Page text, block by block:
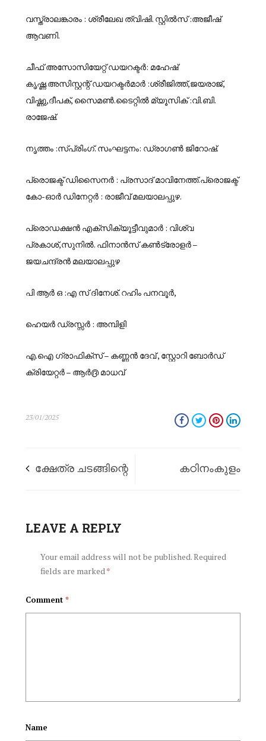
വസ്ത്രാലങ്കാരം : ശ്രീലേഖ ത്വിഷി. സ്റ്റിൽസ് :അജീഷ്
ആവണി.
ചീഫ് അസോസിയേറ്റ് ഡയറക്ടർ: മഹേഷ്
കൃഷ്ണ.അസിസ്റ്റന്റ് ഡയറക്ടർമാർ :ശ്രീജിത്ത്,ജയരാജ്,
വിഷ്ണു,ദീപക്, സൈമൺ.ടൈറ്റിൽ മ്യൂസിക് :വി.ബി.
രാജേഷ്.
നൃത്തം :സ്പ്രിംഗ്. സംഘട്ടനം: ഡ്രാഗൺ ജിറോഷ്.
പ്രൊജക്ട് ഡിസൈനർ : പ്രസാദ് മാവിനേത്ത്.പ്രൊജക്ട്
കോ-ഓർ ഡിനേറ്റർ : രാജീവ് മലയാലപ്പുഴ.
പ്രൊഡക്ഷൻ എക്സിക്യൂട്ടീവുമാർ : വിശ്വ
പ്രകാശ്,സുനിൽ. ഫിനാൻസ് കൺട്രോളർ –
ജയചന്ദ്രൻ മലയാലപ്പുഴ
പി ആർ ഒ :എ സ് ദിനേശ്. റഹിം പനവൂർ,
ഹെയർ ഡ്രസ്സർ : അമ്പിളി
എ.ഐ ഗ്രാഫിക്സ്‌ – കണ്ണൻ ദേവ് , സ്റ്റോറി ബോർഡ്
ക്രിയേറ്റർ – ആർ൫ മാധവ്
23/01/2025
ക്ഷേത്ര ചടങ്ങിന്റെ
‘കാഞ്ഞിരക്കായ’
കഴിച്ചു; പിന്നാലെ
പ്രകടിപ്പിച്ച യുവാവ്
കഠിനംകുളം
ജോണ്‍സണ്‍
ലൈംഗിക
LEAVE A REPLY
Your email address will not be published.Required
fields are marked*
Comment *
Name